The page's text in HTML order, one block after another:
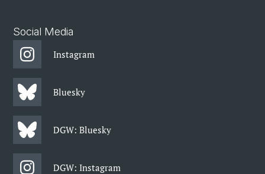
Social Media
Instagram
Bluesky
DGW: Bluesky
DGW: Instagram